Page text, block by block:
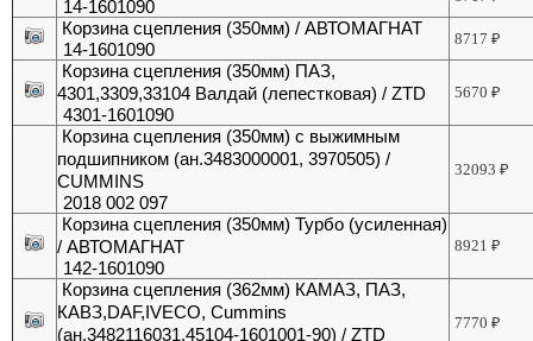
14-1601090
Корзина сцепления (350мм) / АВТОМАГНАТ
14-1601090
8717₽
Корзина сцепления (350мм) ПАЗ,
4301,3309,33104 Валдай (лепестковая) / ZTD
4301-1601090
5670₽
Корзина сцепления (350мм) с выжимным
подшипником (ан.3483000001, 3970505) /
CUMMINS
2018 002 097
32093₽
Корзина сцепления (350мм) Турбо (усиленная)
/ АВТОМАГНАТ
142-1601090
8921₽
Корзина сцепления (362мм) КАМАЗ, ПАЗ,
КАВЗ,DAF,IVECO, Cummins
(ан.3482116031,45104-1601001-90) / ZTD
7770₽